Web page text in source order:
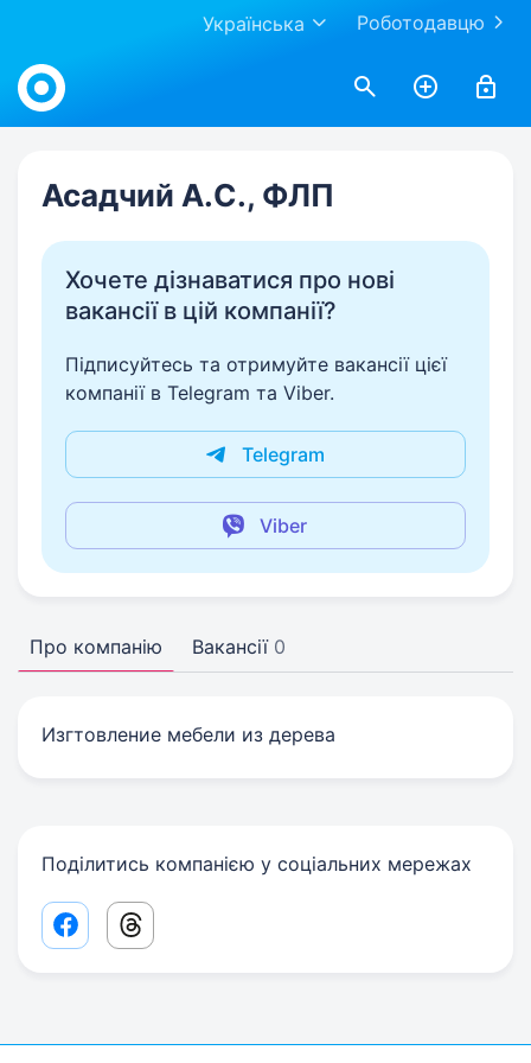
Роботодавцю
Українська
Work.ua
Асадчий А.С., ФЛП
Хочете дізнаватися про нові
вакансії в цій компанії?
Підписуйтесь та отримуйте вакансії цієї
компанії в Telegram та Viber.
Telegram
Viber
Про компанію Вакансії 0
Изгтовление мебели из дерева
Поділитись компанією у соціальних мережах
Facebook share link
Threads share link